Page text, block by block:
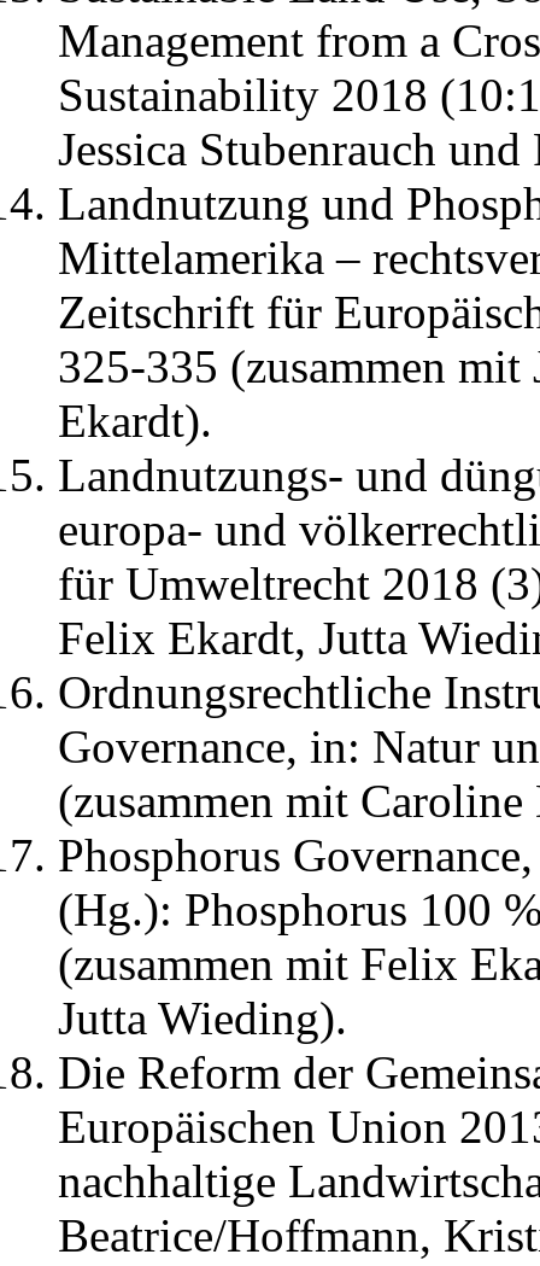
Management from a
Sustainability 2018
Jessica Stubenrauch
Landnutzung und
Mittelamerika –
Zeitschrift für
325-335 (zusammen mit
Ekardt).
Landnutzungs- und
europa- und
für Umweltrecht 2018
Felix Ekardt, Jutta
Ordnungsrechtliche
Governance, in: Natur
(zusammen mit
Phosphorus
(Hg.): Phosphorus 100
(zusammen mit Felix
Jutta Wieding).
Die Reform der
Europäischen Union
nachhaltige
Beatrice/Hoffmann,